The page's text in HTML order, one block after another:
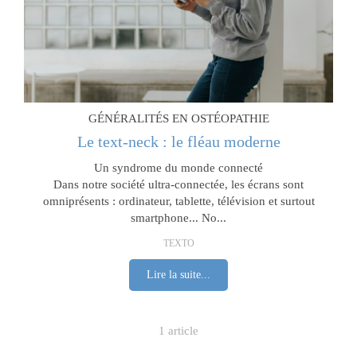
GÉNÉRALITÉS EN OSTÉOPATHIE
Le text-neck : le fléau moderne
Un syndrome du monde connecté
Dans notre société ultra-connectée, les écrans sont
omniprésents : ordinateur, tablette, télévision et surtout
smartphone... No...
TEXTO
Lire la suite...
1 article